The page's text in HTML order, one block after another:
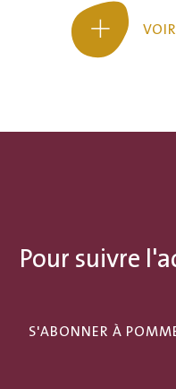
Pour suivre
S'ABONNER À